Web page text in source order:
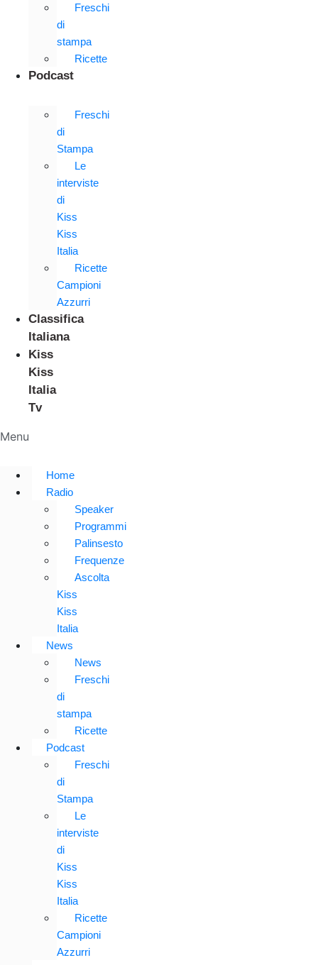
Freschi
di
stampa
Ricette
Podcast
Freschi
di
Stampa
Le
interviste
di
Kiss
Kiss
Italia
Ricette
Campioni
Azzurri
Classifica
Italiana
Kiss
Kiss
Italia
Tv
Menu
Home
Radio
Speaker
Programmi
Palinsesto
Frequenze
Ascolta
Kiss
Kiss
Italia
News
News
Freschi
di
stampa
Ricette
Podcast
Freschi
di
Stampa
Le
interviste
di
Kiss
Kiss
Italia
Ricette
Campioni
Azzurri